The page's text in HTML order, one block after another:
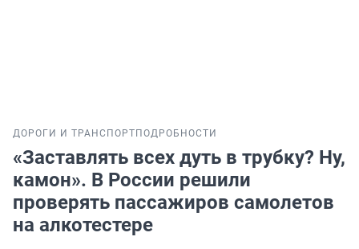
ДОРОГИ И ТРАНСПОРТ ПОДРОБНОСТИ
«Заставлять всех дуть в трубку? Ну,
камон». В России решили
проверять пассажиров самолетов
на алкотестере